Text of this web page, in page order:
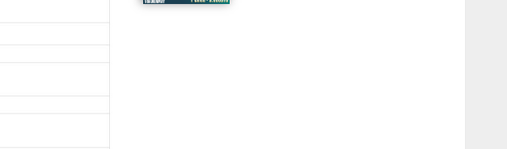
gàng. Việc lắp đặt
ống gió multi
lạnh điều hòa
treo và phần trần
giúp giữ nguyên